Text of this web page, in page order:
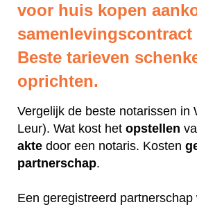
voor huis kopen
samenlevingscontract
Beste tarieven
oprichten.
Vergelijk de beste notarissen in
Leur). Wat kost het opstellen
akte door een notaris. Kosten
partnerschap.
Een geregistreerd partnerschap